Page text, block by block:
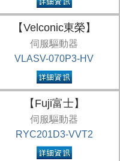
【Velconic東榮】
伺服驅動器
VLASV-070P3-HV
【Fuji富士】
伺服驅動器
RYC201D3-VVT2